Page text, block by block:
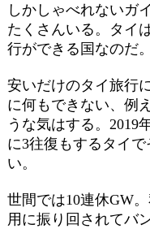
しかしゃべれないガ
たくさんいる。タイ
行ができる国なのだ。
安いだけのタイ旅行
に何もできない、例
うな気はする。2019
に3往復もするタイ
い。
世間では10連休GW
用に振り回されてバ